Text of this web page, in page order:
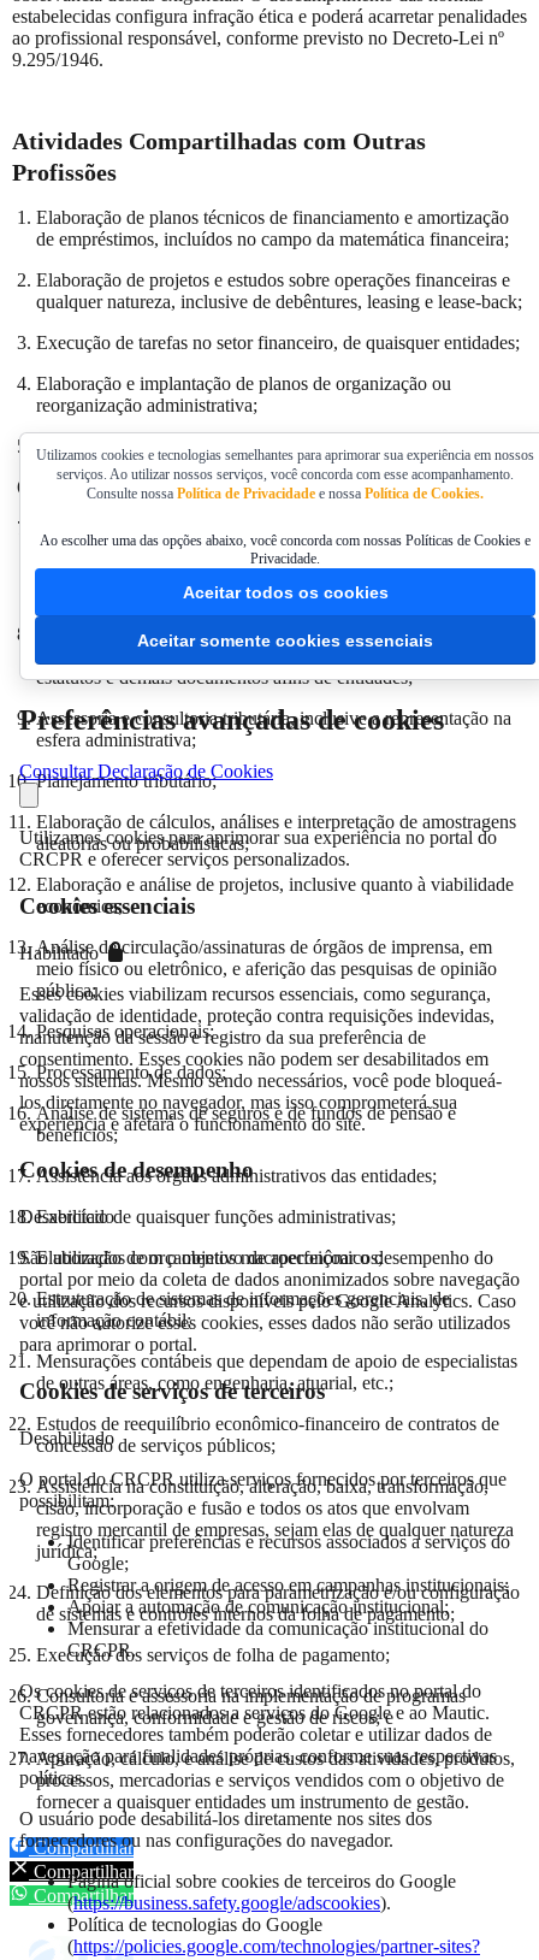
estabelecidas configura infração ética e poderá acarretar penalidades
ao profissional responsável, conforme previsto no Decreto-Lei nº
9.295/1946.
Atividades Compartilhadas com Outras
Profissões
Elaboração de planos técnicos de financiamento e amortização
de empréstimos, incluídos no campo da matemática financeira;
Elaboração de projetos e estudos sobre operações financeiras e
qualquer natureza, inclusive de debêntures, leasing e lease-back;
Execução de tarefas no setor financeiro, de quaisquer entidades;
Elaboração e implantação de planos de organização ou
reorganização administrativa;
Organização de escritórios e almoxarifados;
Organização de quadros administrativos;
mercadorias e produtos, bem como o exercício das atividades
compreendidas sob os títulos de "mercadologia" e "técnicas
comerciais" ou "merceologia";
Concepção, redação e encaminhamento, aos Registros Públicos,
estatutos e demais documentos afins de entidades;
Assessoria e consultoria tributária, inclusive a representação na
esfera administrativa;
Planejamento tributário;
Elaboração de cálculos, análises e interpretação de amostragens
aleatórias ou probabilísticas;
Elaboração e análise de projetos, inclusive quanto à viabilidade
econômica;
Análise de circulação/assinaturas de órgãos de imprensa, em
meio físico ou eletrônico, e aferição das pesquisas de opinião
pública;
Pesquisas operacionais;
Processamento de dados;
Análise de sistemas de seguros e de fundos de pensão e
benefícios;
Assistência aos órgãos administrativos das entidades;
Exercício de quaisquer funções administrativas;
Elaboração de orçamentos macroeconômicos;
Estruturação de sistemas de informações gerenciais, de
informação contábil;
Mensurações contábeis que dependam de apoio de especialistas
de outras áreas, como engenharia, atuarial, etc.;
Estudos de reequilíbrio econômico-financeiro de contratos de
concessão de serviços públicos;
Assistência na constituição, alteração, baixa, transformação,
cisão, incorporação e fusão e todos os atos que envolvam
registro mercantil de empresas, sejam elas de qualquer natureza
jurídica;
Definição dos elementos para parametrização e/ou configuração
de sistemas e controles internos da folha de pagamento;
Execução dos serviços de folha de pagamento;
Consultoria e assessoria na implementação de programas
governança, conformidade e gestão de riscos; e
Apuração, cálculo, e análise de custos das atividades, produtos,
processos, mercadorias e serviços vendidos com o objetivo de
fornecer a quaisquer entidades um instrumento de gestão.
Compartilhar
Compartilhar
Compartilhar
Utilizamos cookies e tecnologias semelhantes para aprimorar sua experiência em nossos
serviços. Ao utilizar nossos serviços, você concorda com esse acompanhamento.
Consulte nossa Política de Privacidade e nossa Política de Cookies.
Ao escolher uma das opções abaixo, você concorda com nossas Políticas de Cookies e
Privacidade.
Aceitar todos os cookies
Aceitar somente cookies essenciais
Preferências avançadas de cookies
Consultar Declaração de Cookies
Utilizamos cookies para aprimorar sua experiência no portal do
CRCPR e oferecer serviços personalizados.
Cookies essenciais
Habilitado
Esses cookies viabilizam recursos essenciais, como segurança,
validação de identidade, proteção contra requisições indevidas,
manutenção da sessão e registro da sua preferência de
consentimento. Esses cookies não podem ser desabilitados em
nossos sistemas. Mesmo sendo necessários, você pode bloqueá-
los diretamente no navegador, mas isso comprometerá sua
experiência e afetará o funcionamento do site.
Cookies de desempenho
Desabilitado
São utilizados com o objetivo de aperfeiçoar o desempenho do
portal por meio da coleta de dados anonimizados sobre navegação
e utilização dos recursos disponíveis pelo Google Analytics. Caso
você não autorize esses cookies, esses dados não serão utilizados
para aprimorar o portal.
Cookies de serviços de terceiros
Desabilitado
O portal do CRCPR utiliza serviços fornecidos por terceiros que
possibilitam:
Identificar preferências e recursos associados a serviços do
Google;
Registrar a origem de acesso em campanhas institucionais;
Apoiar a automação de comunicação institucional;
Mensurar a efetividade da comunicação institucional do
CRCPR.
Os cookies de serviços de terceiros identificados no portal do
CRCPR estão relacionados a serviços do Google e ao Mautic.
Esses fornecedores também poderão coletar e utilizar dados de
navegação para finalidades próprias, conforme suas respectivas
políticas.
O usuário pode desabilitá-los diretamente nos sites dos
fornecedores ou nas configurações do navegador.
Página oficial sobre cookies de terceiros do Google
(https://business.safety.google/adscookies).
Política de tecnologias do Google
(https://policies.google.com/technologies/partner-sites?